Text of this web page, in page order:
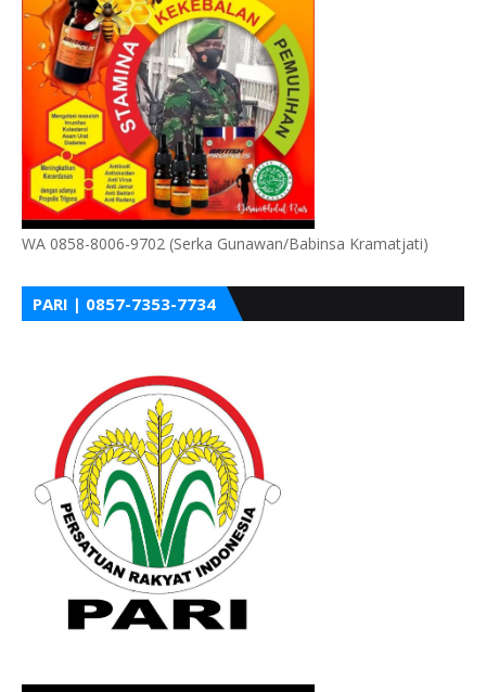
WA 0858-8006-9702 (Serka Gunawan/Babinsa Kramatjati)
PARI | 0857-7353-7734